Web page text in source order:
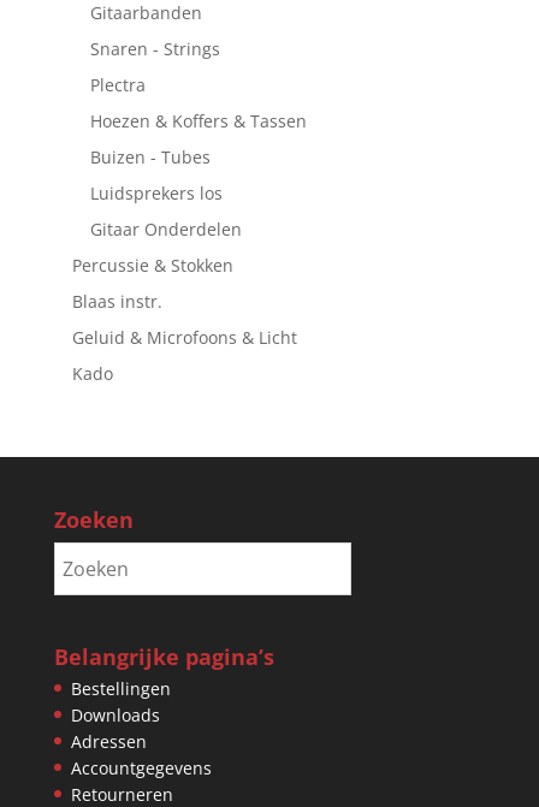
Gitaarbanden
Snaren - Strings
Plectra
Hoezen & Koffers & Tassen
Buizen - Tubes
Luidsprekers los
Gitaar Onderdelen
Percussie & Stokken
Blaas instr.
Geluid & Microfoons & Licht
Kado
Zoeken
Belangrijke pagina’s
Bestellingen
Downloads
Adressen
Accountgegevens
Retourneren